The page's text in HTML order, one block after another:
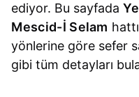
ediyor. Bu sayfada
Mescid-İ Selam
yönlerine göre sefer
gibi tüm detayları